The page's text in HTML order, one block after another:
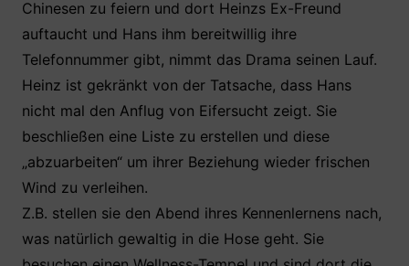
Chinesen zu feiern und dort Heinzs Ex-Freund
auftaucht und Hans ihm bereitwillig ihre
Telefonnummer gibt, nimmt das Drama seinen Lauf.
Heinz ist gekränkt von der Tatsache, dass Hans
nicht mal den Anflug von Eifersucht zeigt. Sie
beschließen eine Liste zu erstellen und diese
„abzuarbeiten“ um ihrer Beziehung wieder frischen
Wind zu verleihen.
Z.B. stellen sie den Abend ihres Kennenlernens nach,
was natürlich gewaltig in die Hose geht. Sie